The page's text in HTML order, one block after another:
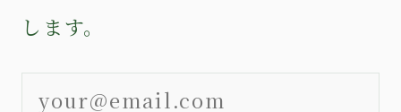
します。